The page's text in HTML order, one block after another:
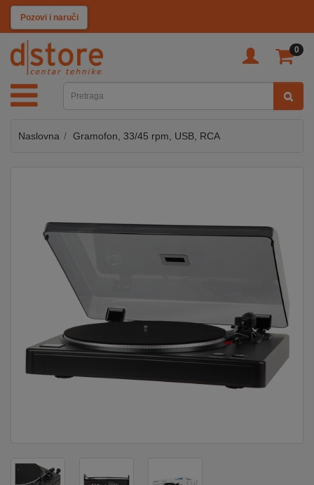
Pozovi i naruči
0
KATEGORIJE
TV
SAT
MOBILNI
KABLOVI
DOM
KLIMATIZACIJA
Naslovna Gramofon, 33/45 rpm, USB, RCA